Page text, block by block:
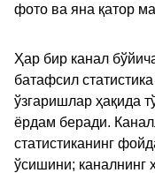
фото ва яна қатор
Ҳар бир канал
батафсил
ўзгаришлар ҳақида
ёрдам беради.
статистиканинг
ўсишини; каналнинг